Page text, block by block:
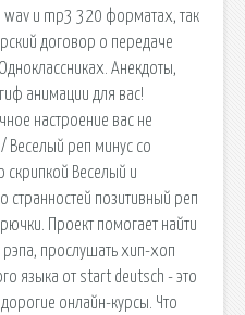
и mp3 320 форматах, так
договор о передаче
Анекдоты,
анимации для вас!
настроение вас не
Веселый реп минус со
скрипкой Веселый и
позитивный реп
Проект помогает найти
рэпа, прослушать хип-хоп
языка от start deutsch - это
онлайн-курсы. Что